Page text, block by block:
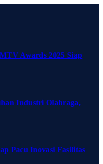
Awards 2025 Siap
Industri Olahraga,
Pacu Inovasi Fasilitas